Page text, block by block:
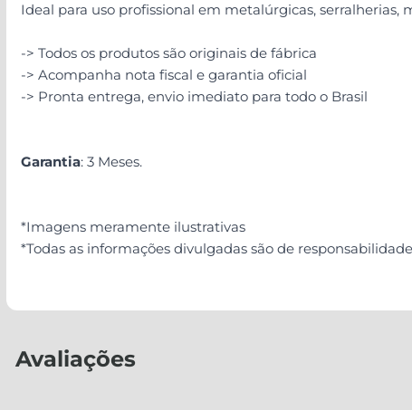
Ideal para uso profissional em metalúrgicas, serralherias,
-> Todos os produtos são originais de fábrica
-> Acompanha nota fiscal e garantia oficial
-> Pronta entrega, envio imediato para todo o Brasil
Garantia: 3 Meses.
*Imagens meramente ilustrativas
*Todas as informações divulgadas são de
Avaliações